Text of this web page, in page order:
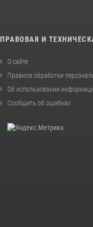
ПРАВОВАЯ И
О сайте
Правила обработки
Об использовании
Сообщить об ошибках